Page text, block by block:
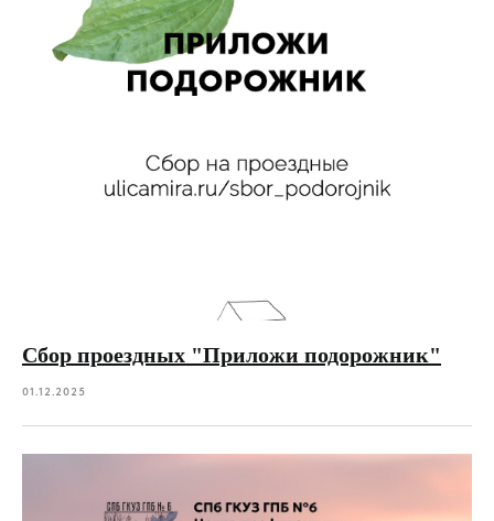
Сбор проездных "Приложи подорожник"
01.12.2025